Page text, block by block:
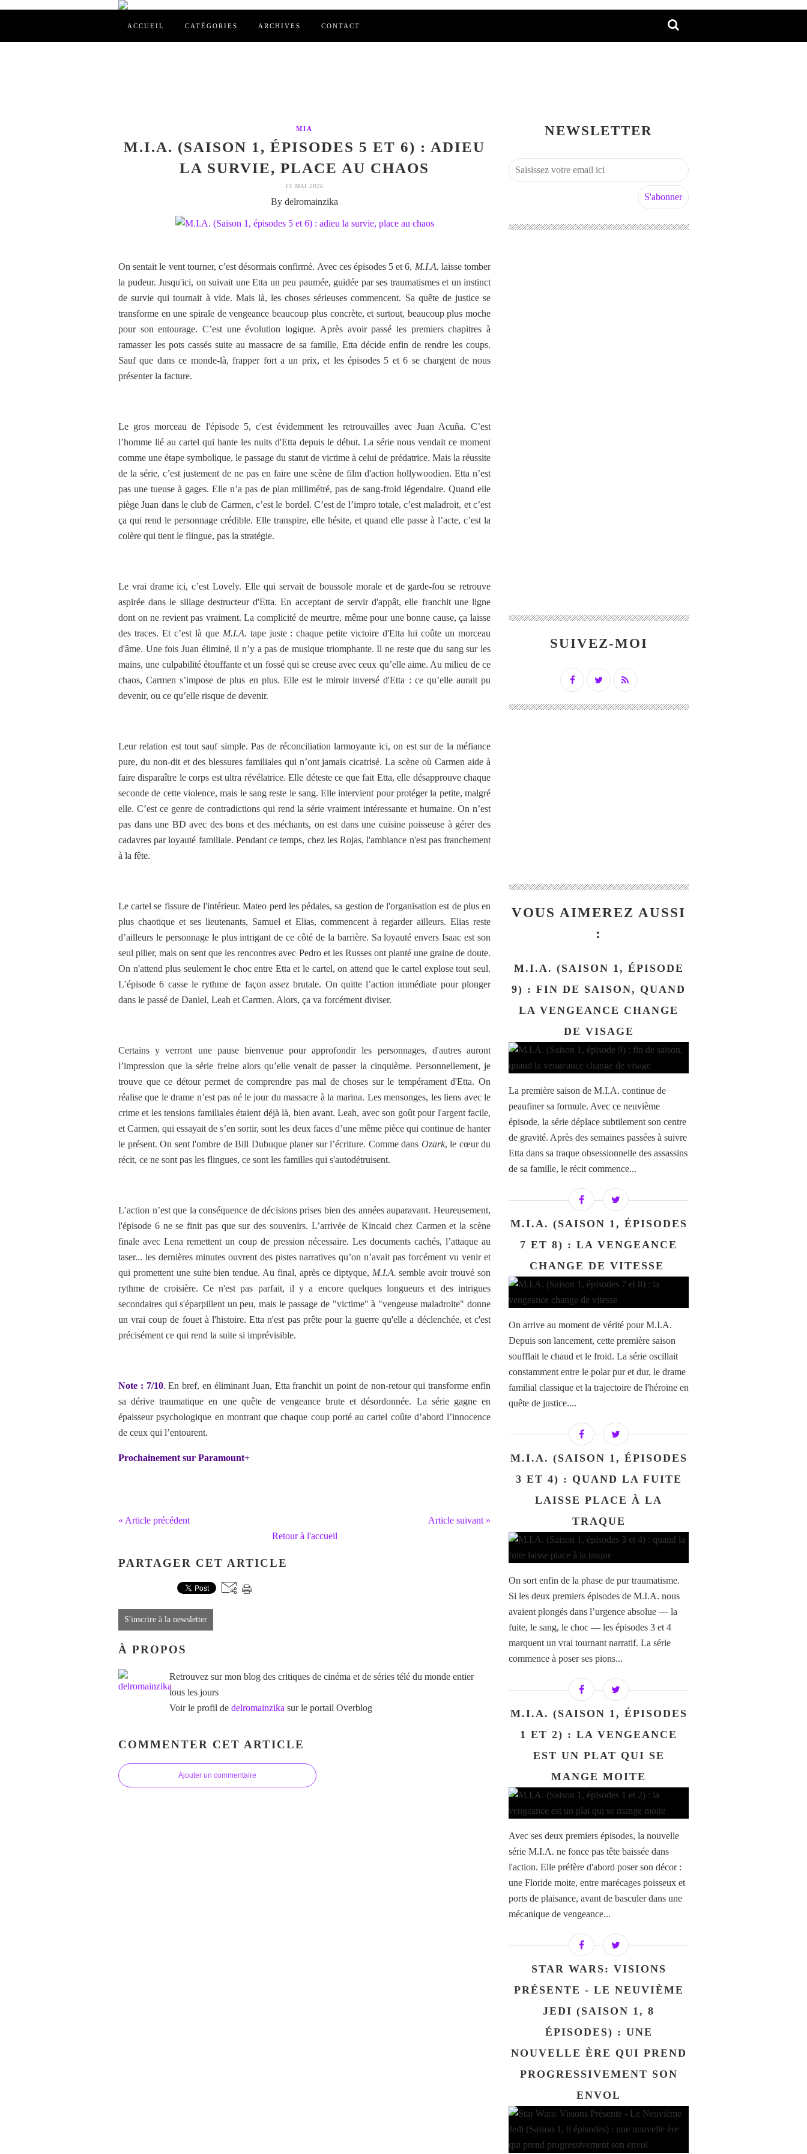
ACCUEIL CATÉGORIES ARCHIVES CONTACT
MIA
M.I.A. (SAISON 1, ÉPISODES 5 ET 6) : ADIEU
LA SURVIE, PLACE AU CHAOS
15 MAI 2026
By delromainzika
On sentait le vent tourner, c’est désormais confirmé. Avec ces épisodes 5 et 6, M.I.A. laisse tomber
la pudeur. Jusqu'ici, on suivait une Etta un peu paumée, guidée par ses traumatismes et un instinct
de survie qui tournait à vide. Mais là, les choses sérieuses commencent. Sa quête de justice se
transforme en une spirale de vengeance beaucoup plus concrète, et surtout, beaucoup plus moche
pour son entourage. C’est une évolution logique. Après avoir passé les premiers chapitres à
ramasser les pots cassés suite au massacre de sa famille, Etta décide enfin de rendre les coups.
Sauf que dans ce monde-là, frapper fort a un prix, et les épisodes 5 et 6 se chargent de nous
présenter la facture.
Le gros morceau de l'épisode 5, c'est évidemment les retrouvailles avec Juan Acuña. C’est
l’homme lié au cartel qui hante les nuits d'Etta depuis le début. La série nous vendait ce moment
comme une étape symbolique, le passage du statut de victime à celui de prédatrice. Mais la réussite
de la série, c’est justement de ne pas en faire une scène de film d'action hollywoodien. Etta n’est
pas une tueuse à gages. Elle n’a pas de plan millimétré, pas de sang-froid légendaire. Quand elle
piège Juan dans le club de Carmen, c’est le bordel. C’est de l’impro totale, c’est maladroit, et c’est
ça qui rend le personnage crédible. Elle transpire, elle hésite, et quand elle passe à l’acte, c’est la
colère qui tient le flingue, pas la stratégie.
Le vrai drame ici, c’est Lovely. Elle qui servait de boussole morale et de garde-fou se retrouve
aspirée dans le sillage destructeur d'Etta. En acceptant de servir d'appât, elle franchit une ligne
dont on ne revient pas vraiment. La complicité de meurtre, même pour une bonne cause, ça laisse
des traces. Et c’est là que M.I.A. tape juste : chaque petite victoire d'Etta lui coûte un morceau
d'âme. Une fois Juan éliminé, il n’y a pas de musique triomphante. Il ne reste que du sang sur les
mains, une culpabilité étouffante et un fossé qui se creuse avec ceux qu’elle aime. Au milieu de ce
chaos, Carmen s’impose de plus en plus. Elle est le miroir inversé d'Etta : ce qu’elle aurait pu
devenir, ou ce qu’elle risque de devenir.
Leur relation est tout sauf simple. Pas de réconciliation larmoyante ici, on est sur de la méfiance
pure, du non-dit et des blessures familiales qui n’ont jamais cicatrisé. La scène où Carmen aide à
faire disparaître le corps est ultra révélatrice. Elle déteste ce que fait Etta, elle désapprouve chaque
seconde de cette violence, mais le sang reste le sang. Elle intervient pour protéger la petite, malgré
elle. C’est ce genre de contradictions qui rend la série vraiment intéressante et humaine. On n’est
pas dans une BD avec des bons et des méchants, on est dans une cuisine poisseuse à gérer des
cadavres par loyauté familiale. Pendant ce temps, chez les Rojas, l'ambiance n'est pas franchement
à la fête.
Le cartel se fissure de l'intérieur. Mateo perd les pédales, sa gestion de l'organisation est de plus en
plus chaotique et ses lieutenants, Samuel et Elias, commencent à regarder ailleurs. Elias reste
d’ailleurs le personnage le plus intrigant de ce côté de la barrière. Sa loyauté envers Isaac est son
seul pilier, mais on sent que les rencontres avec Pedro et les Russes ont planté une graine de doute.
On n'attend plus seulement le choc entre Etta et le cartel, on attend que le cartel explose tout seul.
L’épisode 6 casse le rythme de façon assez brutale. On quitte l’action immédiate pour plonger
dans le passé de Daniel, Leah et Carmen. Alors, ça va forcément diviser.
Certains y verront une pause bienvenue pour approfondir les personnages, d'autres auront
l’impression que la série freine alors qu’elle venait de passer la cinquième. Personnellement, je
trouve que ce détour permet de comprendre pas mal de choses sur le tempérament d'Etta. On
réalise que le drame n’est pas né le jour du massacre à la marina. Les mensonges, les liens avec le
crime et les tensions familiales étaient déjà là, bien avant. Leah, avec son goût pour l'argent facile,
et Carmen, qui essayait de s’en sortir, sont les deux faces d’une même pièce qui continue de hanter
le présent. On sent l'ombre de Bill Dubuque planer sur l’écriture. Comme dans Ozark, le cœur du
récit, ce ne sont pas les flingues, ce sont les familles qui s'autodétruisent.
L’action n’est que la conséquence de décisions prises bien des années auparavant. Heureusement,
l'épisode 6 ne se finit pas que sur des souvenirs. L’arrivée de Kincaid chez Carmen et la scène
finale avec Lena remettent un coup de pression nécessaire. Les documents cachés, l’attaque au
taser... les dernières minutes ouvrent des pistes narratives qu’on n’avait pas forcément vu venir et
qui promettent une suite bien tendue. Au final, après ce diptyque, M.I.A. semble avoir trouvé son
rythme de croisière. Ce n'est pas parfait, il y a encore quelques longueurs et des intrigues
secondaires qui s'éparpillent un peu, mais le passage de "victime" à "vengeuse maladroite" donne
un vrai coup de fouet à l'histoire. Etta n'est pas prête pour la guerre qu'elle a déclenchée, et c'est
précisément ce qui rend la suite si imprévisible.
Note : 7/10. En bref, en éliminant Juan, Etta franchit un point de non-retour qui transforme enfin
sa dérive traumatique en une quête de vengeance brute et désordonnée. La série gagne en
épaisseur psychologique en montrant que chaque coup porté au cartel coûte d’abord l’innocence
de ceux qui l’entourent.
Prochainement sur Paramount+
« Article précédent
Article suivant »
Retour à l'accueil
PARTAGER CET ARTICLE
S'inscrire à la newsletter
À PROPOS
Retrouvez sur mon blog des critiques de cinéma et de séries télé du monde entier
tous les jours
Voir le profil de delromainzika sur le portail Overblog
COMMENTER CET ARTICLE
Ajouter un commentaire
NEWSLETTER
SUIVEZ-MOI
VOUS AIMEREZ AUSSI
:
M.I.A. (SAISON 1, ÉPISODE
9) : FIN DE SAISON, QUAND
LA VENGEANCE CHANGE
DE VISAGE
La première saison de M.I.A. continue de
peaufiner sa formule. Avec ce neuvième
épisode, la série déplace subtilement son centre
de gravité. Après des semaines passées à suivre
Etta dans sa traque obsessionnelle des assassins
de sa famille, le récit commence...
M.I.A. (SAISON 1, ÉPISODES
7 ET 8) : LA VENGEANCE
CHANGE DE VITESSE
On arrive au moment de vérité pour M.I.A.
Depuis son lancement, cette première saison
soufflait le chaud et le froid. La série oscillait
constamment entre le polar pur et dur, le drame
familial classique et la trajectoire de l'héroïne en
quête de justice....
M.I.A. (SAISON 1, ÉPISODES
3 ET 4) : QUAND LA FUITE
LAISSE PLACE À LA
TRAQUE
On sort enfin de la phase de pur traumatisme.
Si les deux premiers épisodes de M.I.A. nous
avaient plongés dans l’urgence absolue — la
fuite, le sang, le choc — les épisodes 3 et 4
marquent un vrai tournant narratif. La série
commence à poser ses pions...
M.I.A. (SAISON 1, ÉPISODES
1 ET 2) : LA VENGEANCE
EST UN PLAT QUI SE
MANGE MOITE
Avec ses deux premiers épisodes, la nouvelle
série M.I.A. ne fonce pas tête baissée dans
l'action. Elle préfère d'abord poser son décor :
une Floride moite, entre marécages poisseux et
ports de plaisance, avant de basculer dans une
mécanique de vengeance...
STAR WARS: VISIONS
PRÉSENTE - LE NEUVIÈME
JEDI (SAISON 1, 8
ÉPISODES) : UNE
NOUVELLE ÈRE QUI PREND
PROGRESSIVEMENT SON
ENVOL